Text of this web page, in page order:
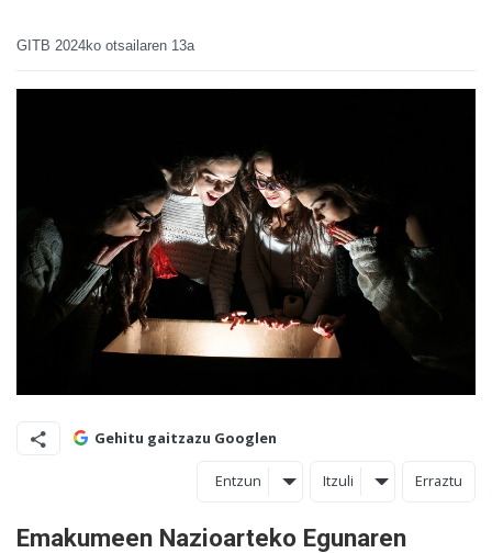
GITB 2024ko otsailaren 13a
Gehitu gaitzazu Googlen
Entzun Itzuli Erraztu
Emakumeen Nazioarteko Egunaren